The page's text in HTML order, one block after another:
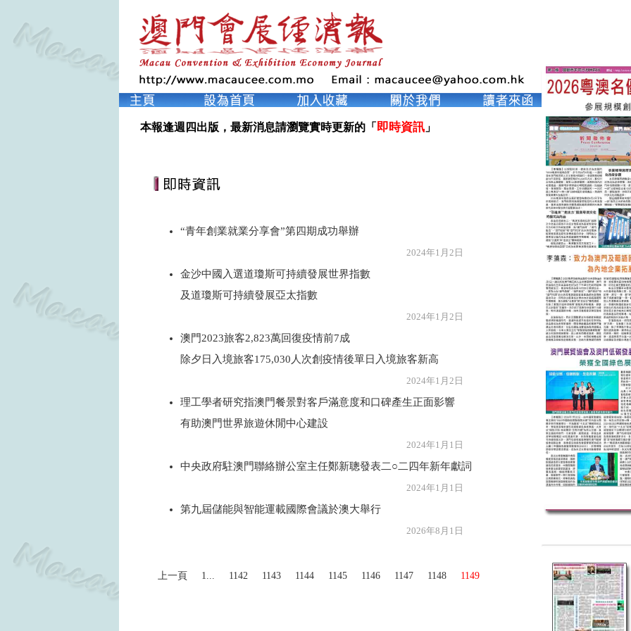
本報逢週四出版，最新消息請瀏覽實時更新的「 即時資訊」
“青年創業就業分享會”第四期成功舉辦
2024年1月2日
金沙中國入選道瓊斯可持續發展世界指數
及道瓊斯可持續發展亞太指數
2024年1月2日
澳門2023旅客2,823萬回復疫情前7成
除夕日入境旅客175,030人次創疫情後單日入境旅客新高
2024年1月2日
理工學者研究指澳門餐景對客戶滿意度和口碑產生正面影響
有助澳門世界旅遊休閒中心建設
2024年1月1日
中央政府駐澳門聯絡辦公室主任鄭新聰發表二○二四年新年獻詞
2024年1月1日
第九屆儲能與智能運載國際會議於澳大舉行
2026年8月1日
上一頁 1... 1142 1143 1144 1145 1146 1147 1148 1149